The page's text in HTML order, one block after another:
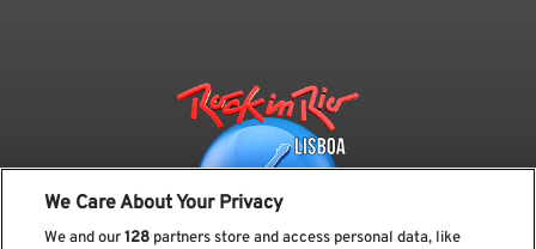
We Care About Your Privacy
We and our128 partners store and access personal data, like